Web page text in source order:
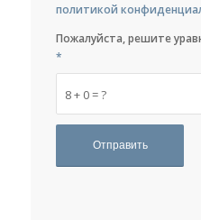
политикой
8 + 0 = ?
Пожалуйста, решите
*